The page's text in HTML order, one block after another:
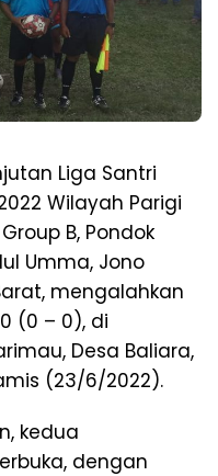
Liga Santri
Wilayah Parigi
B, Pondok
Umma, Jono
mengalahkan
(0 – 0), di
Desa Baliara,
(23/6/2022).
kedua
dengan